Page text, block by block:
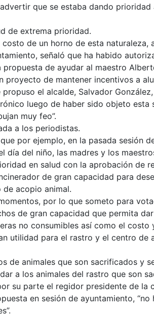
que se estaba dando
de extrema prioridad.
de un horno de esta naturaleza,
señaló que ha habido
de ayudar al maestro
proyecto de mantener incentivos a
el alcalde, Salvador
luego de haber sido objeto
muy feo”.
a los periodistas.
por ejemplo, en la pasada sesión
día del niño, las madres y los
en salud con la aprobación de
de gran capacidad para
acopio animal.
por lo que someto para
de gran capacidad que permita
no consumibles así como el costo
utilidad para el rastro y el centro
de animales que son sacrificados y
a los animales del rastro que son
su parte el regidor presidente de la
en sesión de ayuntamiento,